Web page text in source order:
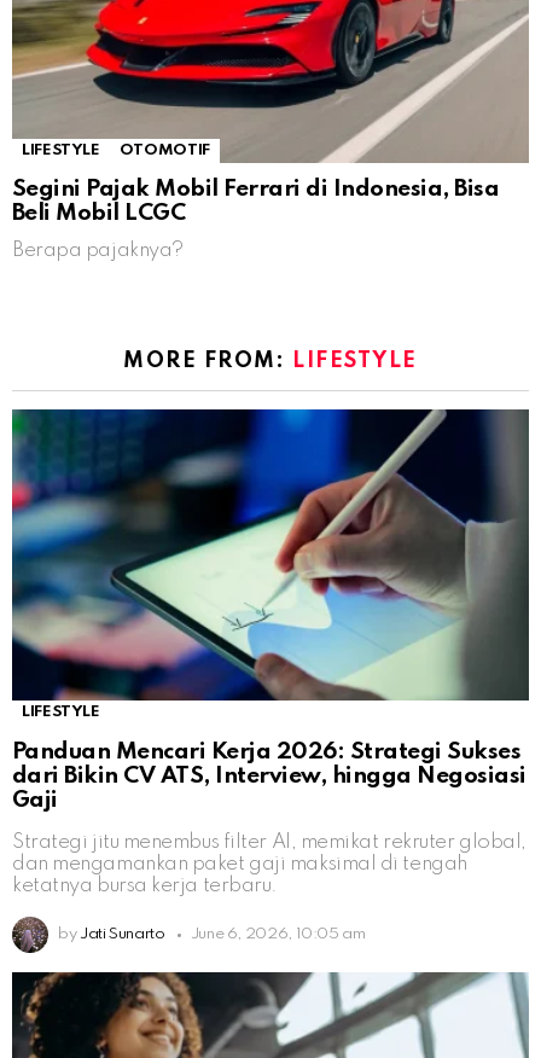
LIFESTYLE OTOMOTIF
Segini Pajak Mobil Ferrari di Indonesia, Bisa
Beli Mobil LCGC
Berapa pajaknya?
MORE FROM: LIFESTYLE
LIFESTYLE
Panduan Mencari Kerja 2026: Strategi Sukses
dari Bikin CV ATS, Interview, hingga Negosiasi
Gaji
Strategi jitu menembus filter AI, memikat rekruter global,
dan mengamankan paket gaji maksimal di tengah
ketatnya bursa kerja terbaru.
by Jati Sunarto June 6, 2026, 10:05 am